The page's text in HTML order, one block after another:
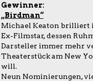
Gewinner:
„Birdman“
Michael Keaton brilliert
Ex-Filmstar, dessen
Darsteller immer mehr
Theaterstück am New
will.
Neun Nominierungen,